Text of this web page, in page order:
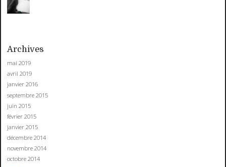
Archives
mai 2019
avril 2019
janvier 2016
septembre 2015
juin 2015
février 2015
janvier 2015
décembre 2014
novembre 2014
octobre 2014